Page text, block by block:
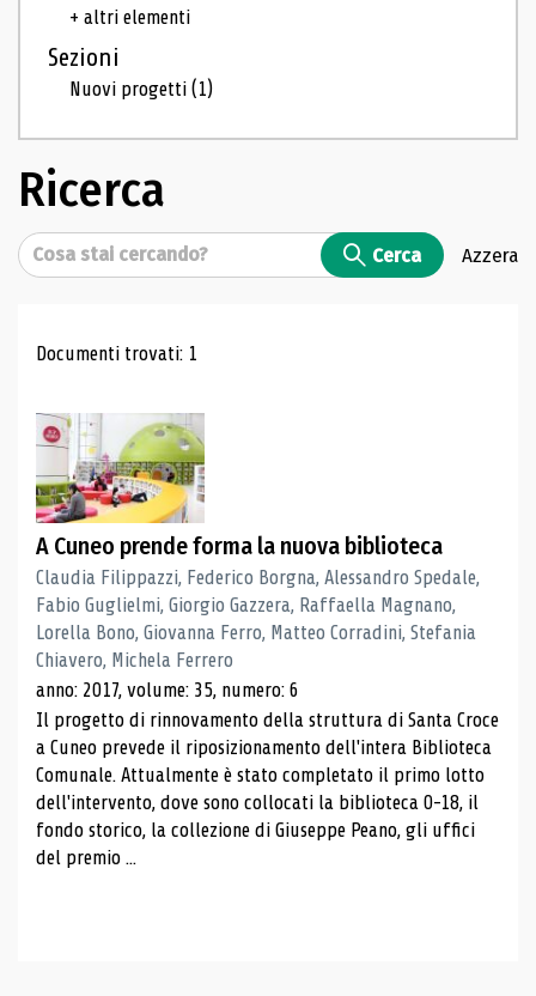
+ altri elementi
Sezioni
Nuovi progetti(1)
Ricerca
Cerca Cerca Azzera
Risultati di ricerca
Documenti trovati: 1
A Cuneo prende forma la nuova biblioteca
Claudia Filippazzi, Federico Borgna, Alessandro Spedale,
Fabio Guglielmi, Giorgio Gazzera, Raffaella Magnano,
Lorella Bono, Giovanna Ferro, Matteo Corradini, Stefania
Chiavero, Michela Ferrero
anno: 2017, volume: 35, numero: 6
Il progetto di rinnovamento della struttura di Santa Croce
a Cuneo prevede il riposizionamento dell'intera Biblioteca
Comunale. Attualmente è stato completato il primo lotto
dell'intervento, dove sono collocati la biblioteca 0-18, il
fondo storico, la collezione di Giuseppe Peano, gli uffici
del premio ...